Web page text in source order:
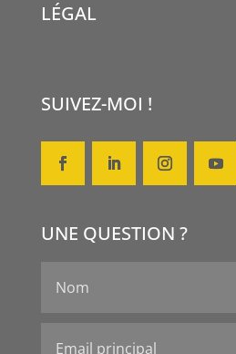
LÉGAL
SUIVEZ-MOI !
UNE QUESTION ?